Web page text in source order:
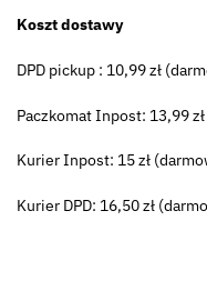
Koszt dostawy
DPD pickup : 10,99 zł
Paczkomat Inpost: 13,99
Kurier Inpost: 15 zł
Kurier DPD: 16,50 zł